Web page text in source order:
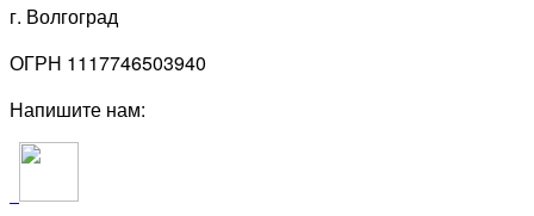
г. Волгоград
ОГРН 1117746503940
Напишите нам: